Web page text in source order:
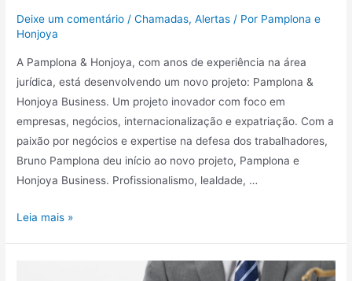
Deixe um comentário /Chamadas,Alertas / Por Pamplona e
Honjoya
A Pamplona & Honjoya, com anos de experiência na área
jurídica, está desenvolvendo um novo projeto: Pamplona &
Honjoya Business. Um projeto inovador com foco em
empresas, negócios, internacionalização e expatriação. Com a
paixão por negócios e expertise na defesa dos trabalhadores,
Bruno Pamplona deu início ao novo projeto, Pamplona e
Honjoya Business. Profissionalismo, lealdade, …
Leia mais »